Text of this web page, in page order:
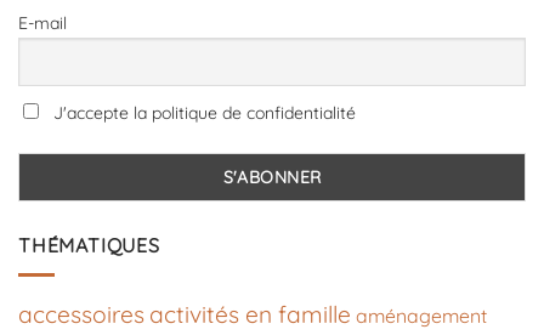
E-mail
J'accepte la politique de confidentialité
THÉMATIQUES
accessoires activités en famille aménagement